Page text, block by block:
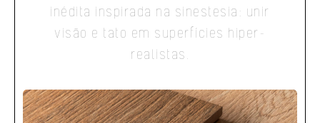
inédita inspirada na sinestesia: unir
visão e tato em superfícies hiper-
realistas.